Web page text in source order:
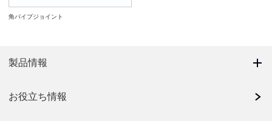
角パイプジョイント
製品情報
お役立ち情報